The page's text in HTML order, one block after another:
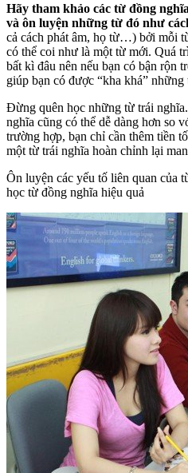
Hãy tham khảo các từ đồng
và ôn luyện những từ đó như
cả cách phát âm, họ từ…) bởi mỗi
có thể coi như là một từ mới. Quá
bất kì đâu nên nếu bạn có bận rộn
giúp bạn có được “kha khá”
Đừng quên học những từ trái
nghĩa cũng có thể dễ dàng hơn so
trường hợp, bạn chỉ cần thêm tiền
một từ trái nghĩa hoàn chỉnh lại
Ôn luyện các yếu tố liên quan của
học từ đồng nghĩa hiệu quả